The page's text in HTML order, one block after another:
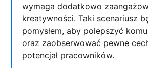
wymaga dodatkowo
kreatywności. Taki scenariusz
pomysłem, aby polepszyć
oraz zaobserwować pewne
potencjał pracowników.